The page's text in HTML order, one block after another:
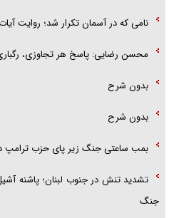
نامی که در آسمان تکرار شد؛ روایت
محسن رضایی: پاسخ هر تجاوزی،
بدون شرح
بدون شرح
بمب ساعتی جنگ زیر پای حزب ترام‍پ
تشدید تنش در جنوب لبنان؛ پاشنه
جنگ